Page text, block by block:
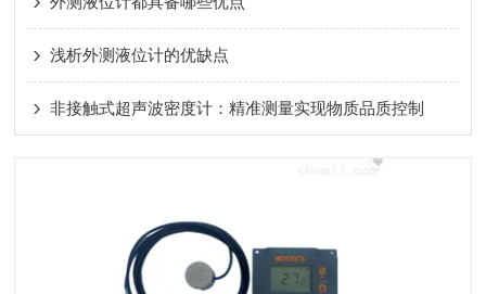
浅析外测液位计的优缺点
非接触式超声波密度计：精准测量实现物质品质控制